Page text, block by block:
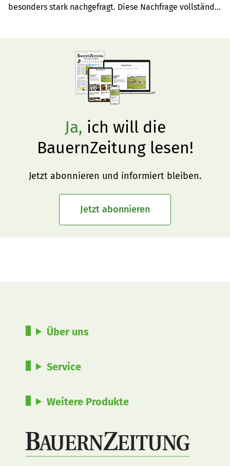
besonders stark nachgefragt. Diese Nachfrage vollständig
erreichen jedoch nicht mehr in allen Fällen die
gewünschte Qualität für Konsum-Schaleneier, weshalb
ein wachsender Anteil der Eier aus verlängerten
Umtrieben in der Verarbeitung landet. Die fehlende
inländische Eiermenge wird durch Importeier
Ja, ich will die
BauernZeitung lesen!
Jetzt abonnieren und informiert bleiben.
Jetzt abonnieren
Über uns
Service
Weitere Produkte